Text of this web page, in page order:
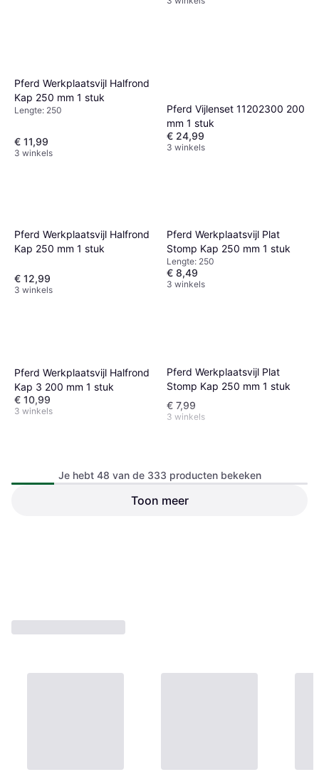
Pferd Werkplaatsvijl Halfrond
Kap 250 mm 1 stuk
Lengte: 250
€ 11,99
3 winkels
Pferd Vijlenset 11202300 200
mm 1 stuk
€ 24,99
3 winkels
Pferd Werkplaatsvijl Halfrond
Kap 250 mm 1 stuk
€ 12,99
3 winkels
Pferd Werkplaatsvijl Plat
Stomp Kap 250 mm 1 stuk
Lengte: 250
€ 8,49
3 winkels
Pferd Werkplaatsvijl Halfrond
Kap 3 200 mm 1 stuk
€ 10,99
3 winkels
Pferd Werkplaatsvijl Plat
Stomp Kap 250 mm 1 stuk
€ 7,99
3 winkels
Je hebt 48 van de 333 producten bekeken
Toon meer